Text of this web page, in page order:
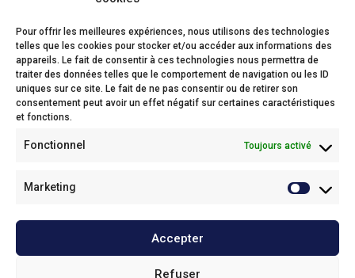
Pour offrir les meilleures expériences, nous utilisons des technologies
telles que les cookies pour stocker et/ou accéder aux informations des
appareils. Le fait de consentir à ces technologies nous permettra de
traiter des données telles que le comportement de navigation ou les ID
uniques sur ce site. Le fait de ne pas consentir ou de retirer son
consentement peut avoir un effet négatif sur certaines caractéristiques
et fonctions.
Fonctionnel Toujours activé
Marketing
Accepter
Refuser
Bidfood Thuin
Avenue Deli XL, 1
Phone: +32(0)71/25 68 11
Email:info@bidfood.be
Onze policies / Nos politiques